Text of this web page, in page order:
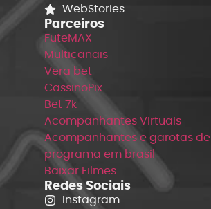
WebStories
Parceiros
FuteMAX
Multicanais
Vera bet
CassinoPix
Bet 7k
Acompanhantes Virtuais
Acompanhantes e garotas de
programa em brasil
Baixar Filmes
Redes Sociais
Instagram